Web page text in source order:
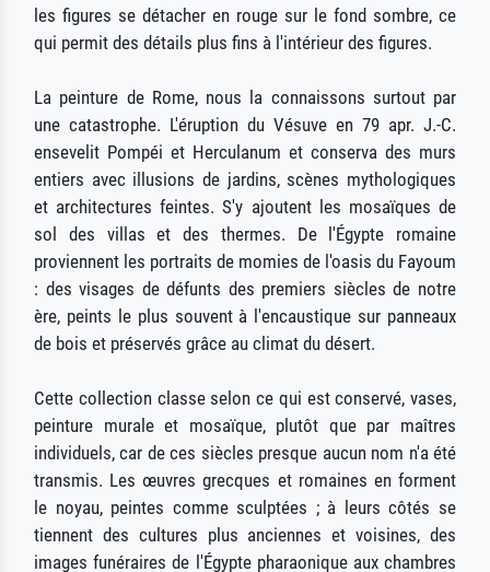
les figures se détacher en rouge sur le fond sombre, ce
qui permit des détails plus fins à l'intérieur des figures.
La peinture de Rome, nous la connaissons surtout par
une catastrophe. L'éruption du Vésuve en 79 apr. J.-C.
ensevelit Pompéi et Herculanum et conserva des murs
entiers avec illusions de jardins, scènes mythologiques
et architectures feintes. S'y ajoutent les mosaïques de
sol des villas et des thermes. De l'Égypte romaine
proviennent les portraits de momies de l'oasis du Fayoum
: des visages de défunts des premiers siècles de notre
ère, peints le plus souvent à l'encaustique sur panneaux
de bois et préservés grâce au climat du désert.
Cette collection classe selon ce qui est conservé, vases,
peinture murale et mosaïque, plutôt que par maîtres
individuels, car de ces siècles presque aucun nom n'a été
transmis. Les œuvres grecques et romaines en forment
le noyau, peintes comme sculptées ; à leurs côtés se
tiennent des cultures plus anciennes et voisines, des
images funéraires de l'Égypte pharaonique aux chambres